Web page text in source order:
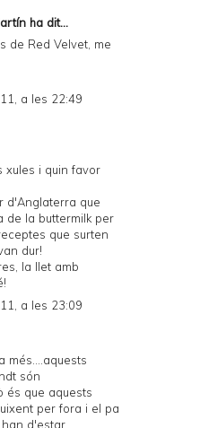
ha dit...
de Red Velvet, me
a les 22:49
xules i quin favor
d'Anglaterra que
de la buttermilk per
que surten
dur!
la llet amb
a les 23:09
més....aquests
són
és que aquests
per fora i el pa
d'estar